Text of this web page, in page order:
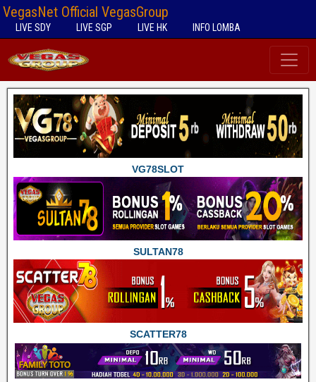
VegasNet Official VegasGroup
LIVE SDY LIVE SGP LIVE HK INFO LOMBA
VG78SLOT
SULTAN78
SCATTER78